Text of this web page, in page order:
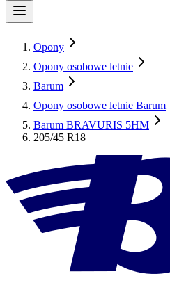
Opony
Opony osobowe letnie
Barum
Opony osobowe letnie Barum
Barum BRAVURIS 5HM
205/45 R18